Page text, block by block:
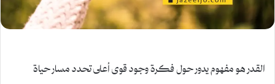
القدر هو مفهوم يدور حول فكرة وجود قوى أعلى تحدد مسار حياة